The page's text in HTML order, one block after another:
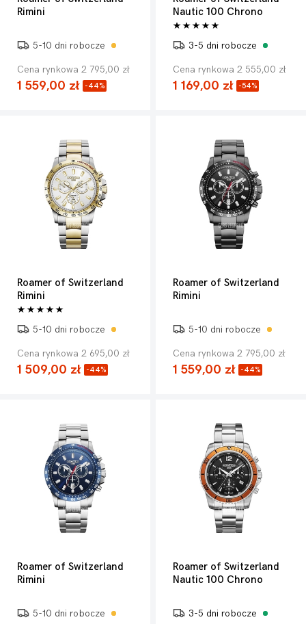
Rimini
5-10 dni robocze
Cena rynkowa 2 795,00 zł
1 559,00 zł -44%
Nautic 100 Chrono
3-5 dni robocze
Cena rynkowa 2 555,00 zł
1 169,00 zł -54%
Roamer of Switzerland
Rimini
5-10 dni robocze
Cena rynkowa 2 695,00 zł
1 509,00 zł -44%
Roamer of Switzerland
Rimini
5-10 dni robocze
Cena rynkowa 2 795,00 zł
1 559,00 zł -44%
Roamer of Switzerland
Rimini
5-10 dni robocze
Roamer of Switzerland
Nautic 100 Chrono
3-5 dni robocze